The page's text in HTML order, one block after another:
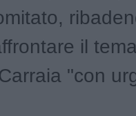
il
"con